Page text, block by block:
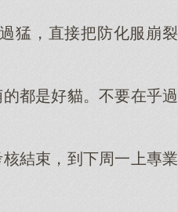
猛，直接把防化服崩裂
都是好貓。不要在乎過
結束，到下周一上專業